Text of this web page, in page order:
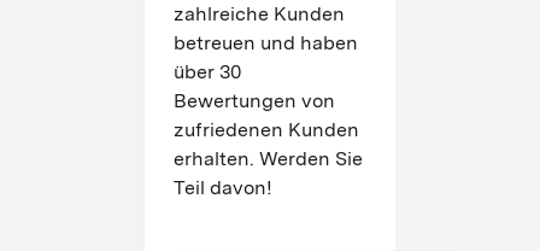
zahlreiche Kunden
betreuen und haben
über 30
Bewertungen von
zufriedenen Kunden
erhalten. Werden Sie
Teil davon!